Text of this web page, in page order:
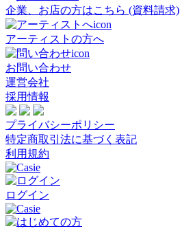
企業、お店の方はこちら (資料請求)
アーティストの方へ
お問い合わせ
運営会社
採用情報
プライバシーポリシー
特定商取引法に基づく表記
利用規約
ログイン